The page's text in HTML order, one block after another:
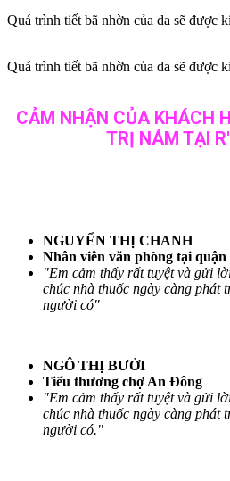
Quá trình tiết bã nhờn của da sẽ được
Quá trình tiết bã nhờn của da sẽ được
CẢM NHẬN CỦA KHÁCH
TRỊ NÁM TẠI
NGUYỂN THỊ CHANH
Nhân viên văn phòng tại quận
"Em cảm thấy rất tuyệt và gửi
chúc nhà thuốc ngày càng phát
người có"
NGÔ THỊ BƯỞI
Tiểu thương chợ An Đông
"Em cảm thấy rất tuyệt và gửi
chúc nhà thuốc ngày càng phát
người có."